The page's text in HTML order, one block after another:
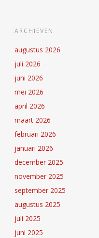
ARCHIEVEN
augustus 2026
juli 2026
juni 2026
mei 2026
april 2026
maart 2026
februari 2026
januari 2026
december 2025
november 2025
september 2025
augustus 2025
juli 2025
juni 2025